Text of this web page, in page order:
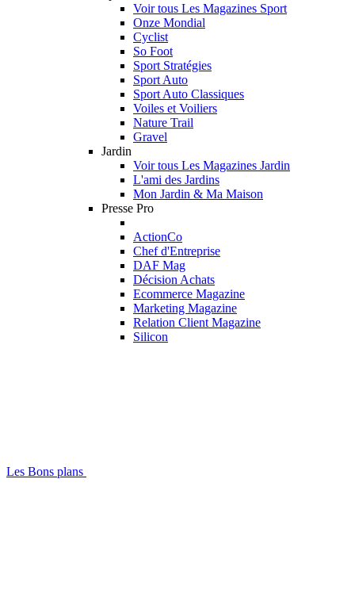
Voir tous Les Magazines Sport
Onze Mondial
Cyclist
So Foot
Sport Stratégies
Sport Auto
Sport Auto Classiques
Voiles et Voiliers
Nature Trail
Gravel
Jardin
Voir tous Les Magazines Jardin
L'ami des Jardins
Mon Jardin & Ma Maison
Presse Pro
ActionCo
Chef d'Entreprise
DAF Mag
Décision Achats
Ecommerce Magazine
Marketing Magazine
Relation Client Magazine
Silicon
Les Bons plans